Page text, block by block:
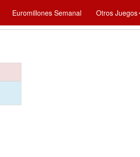
Euromillones Semanal Otros Juegos